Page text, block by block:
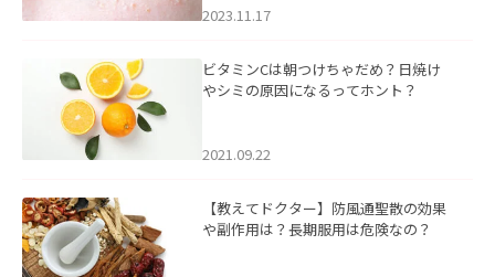
2023.11.17
ビタミンCは朝つけちゃだめ？日焼け
やシミの原因になるってホント？
2021.09.22
【教えてドクター】防風通聖散の効果
や副作用は？長期服用は危険なの？